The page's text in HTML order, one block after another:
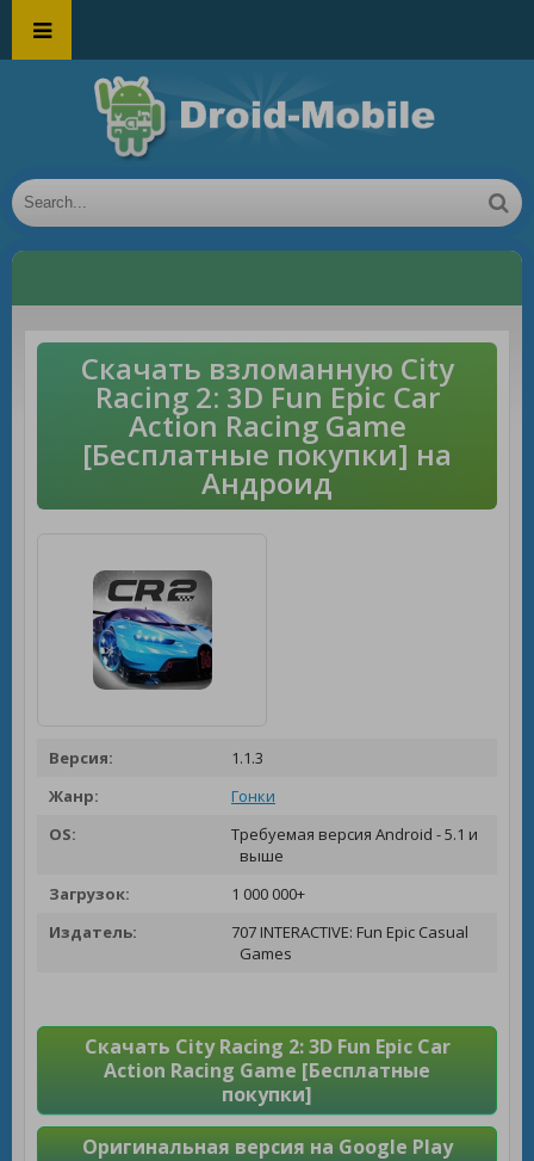
Скачать взломанную City
Racing 2: 3D Fun Epic Car
Action Racing Game
[Бесплатные покупки] на
Андроид
Версия:
1.1.3
Жанр:
Гонки
OS:
Требуемая версия Android - 5.1 и
выше
Загрузок:
1 000 000+
Издатель:
707 INTERACTIVE: Fun Epic Casual
Games
Скачать City Racing 2: 3D Fun Epic Car
Action Racing Game [Бесплатные
покупки]
Оригинальная версия на Google Play